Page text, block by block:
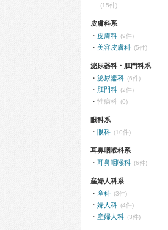
(15件)
皮膚科系
皮膚科 (9件)
美容皮膚科 (5件)
泌尿器科・肛門科系
泌尿器科 (6件)
肛門科 (2件)
性病科 (0)
眼科系
眼科 (10件)
耳鼻咽喉科系
耳鼻咽喉科 (6件)
産婦人科系
産科 (3件)
婦人科 (4件)
産婦人科 (3件)